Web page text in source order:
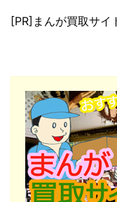
[PR]まんが買取サイ